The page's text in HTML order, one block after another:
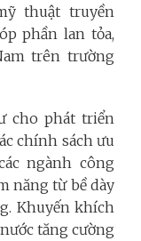
thuật truyền
phần lan tỏa,
trên trường
cho phát triển
chính sách ưu
ngành công
năng từ bề dày
Khuyến khích
tăng cường